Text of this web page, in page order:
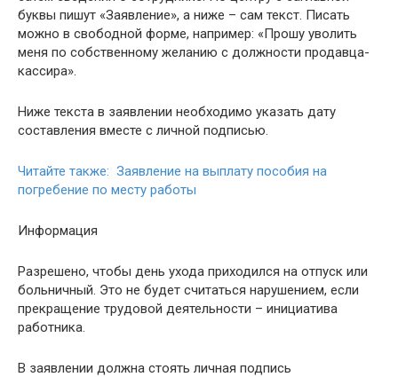
буквы пишут «Заявление», а ниже – сам текст. Писать
можно в свободной форме, например: «Прошу уволить
меня по собственному желанию с должности продавца-
кассира».
Ниже текста в заявлении необходимо указать дату
составления вместе с личной подписью.
Читайте также: Заявление на выплату пособия на
погребение по месту работы
Информация
Разрешено, чтобы день ухода приходился на отпуск или
больничный. Это не будет считаться нарушением, если
прекращение трудовой деятельности – инициатива
работника.
В заявлении должна стоять личная подпись